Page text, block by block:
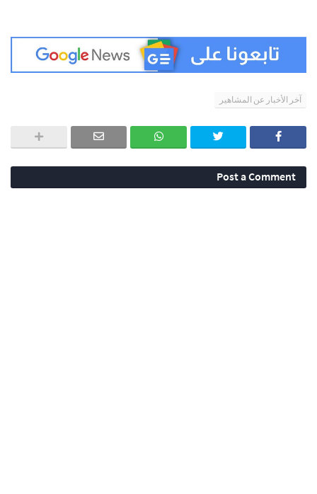
آخر الأخبار عن المشاهير
Post a Comment